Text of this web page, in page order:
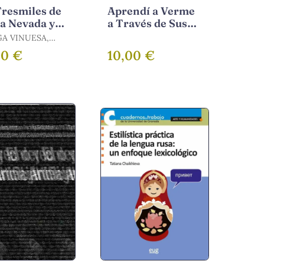
de
Nevada y
de un
VINUESA,
PEULA
JOSÉ MANUEL
€
Aprendí a Verme
a Través de Sus
10,00 €